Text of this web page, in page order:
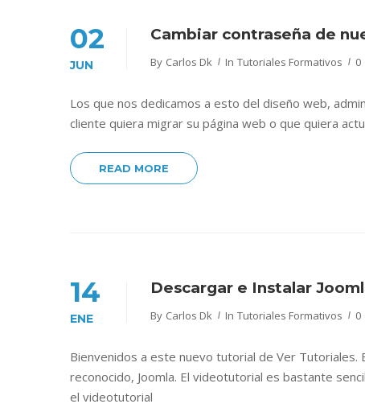
02
JUN
Cambiar contraseña de
By Carlos Dk In Tutoriales Formativos 0
Los que nos dedicamos a esto del diseño web,
cliente quiera migrar su página web o que quiera
READ MORE
14
ENE
Descargar e Instalar
By Carlos Dk In Tutoriales Formativos 0
Bienvenidos a este nuevo tutorial de Ver
reconocido, Joomla. El videotutorial es bastante
el videotutorial